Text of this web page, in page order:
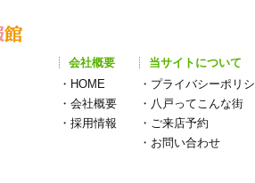
会社概要
・ HOME
・ 会社概要
・ 採用情報
当サイトについて
・ プライバシーポリ
・ 八戸ってこんな街
・ ご来店予約
・ お問い合わせ